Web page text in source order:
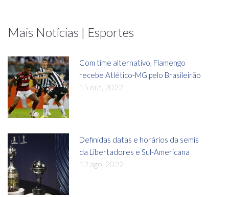
Mais Notícias | Esportes
Com time alternativo, Flamengo
recebe Atlético-MG pelo Brasileirão
15 out, 2022
Definidas datas e horários da semis
da Libertadores e Sul-Americana
12 ago, 2022